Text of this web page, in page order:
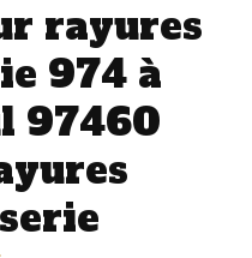
rayures
974 à
97460